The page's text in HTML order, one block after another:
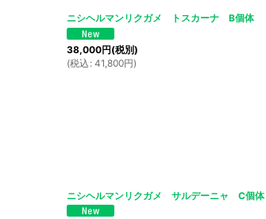
ニシヘルマンリクガメ トスカーナ B個体
38,000円(税別)
(税込 : 41,800円)
ニシヘルマンリクガメ サルデーニャ C個体